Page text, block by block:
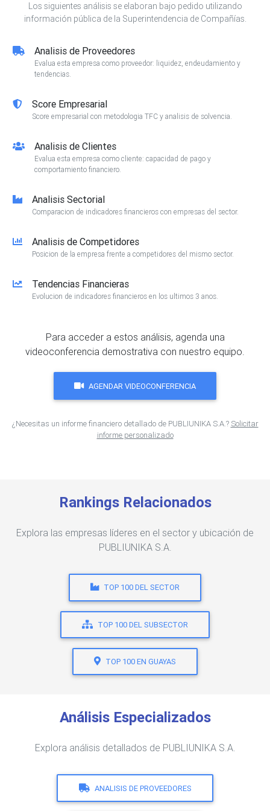
Los siguientes análisis se elaboran bajo pedido utilizando
información pública de la Superintendencia de Compañías.
Analisis de Proveedores
Evalua esta empresa como proveedor: liquidez, endeudamiento y
tendencias.
Score Empresarial
Score empresarial con metodologia TFC y analisis de solvencia.
Analisis de Clientes
Evalua esta empresa como cliente: capacidad de pago y
comportamiento financiero.
Analisis Sectorial
Comparacion de indicadores financieros con empresas del sector.
Analisis de Competidores
Posicion de la empresa frente a competidores del mismo sector.
Tendencias Financieras
Evolucion de indicadores financieros en los ultimos 3 anos.
Para acceder a estos análisis, agenda una
videoconferencia demostrativa con nuestro equipo.
AGENDAR VIDEOCONFERENCIA
¿Necesitas un informe financiero detallado de PUBLIUNIKA S.A.? Solicitar
informe personalizado
Rankings Relacionados
Explora las empresas líderes en el sector y ubicación de
PUBLIUNIKA S.A.
TOP 100 DEL SECTOR
TOP 100 DEL SUBSECTOR
TOP 100 EN GUAYAS
Análisis Especializados
Explora análisis detallados de PUBLIUNIKA S.A.
ANALISIS DE PROVEEDORES